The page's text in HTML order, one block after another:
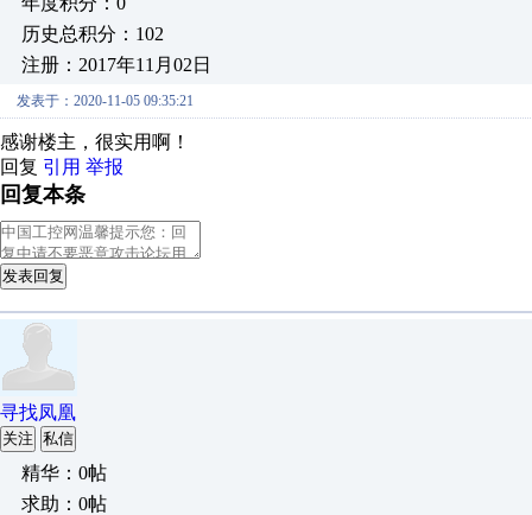
历史总积分：102
注册：2017年11月02日
发表于：2020-11-05 09:35:21
感谢楼主，很实用啊！
回复 引用 举报
回复本条
发表回复
寻找凤凰
关注 私信
精华：0帖
求助：0帖